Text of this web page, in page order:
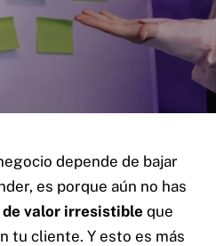
depende de bajar
es porque aún no has
valor irresistible que
tu cliente. Y esto es más